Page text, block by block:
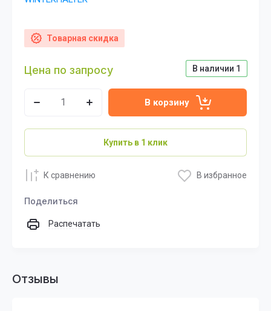
Товарная скидка
В наличии 1
Цена по запросу
В корзину
Купить в 1 клик
К сравнению В избранное
Поделиться
Распечатать
Отзывы